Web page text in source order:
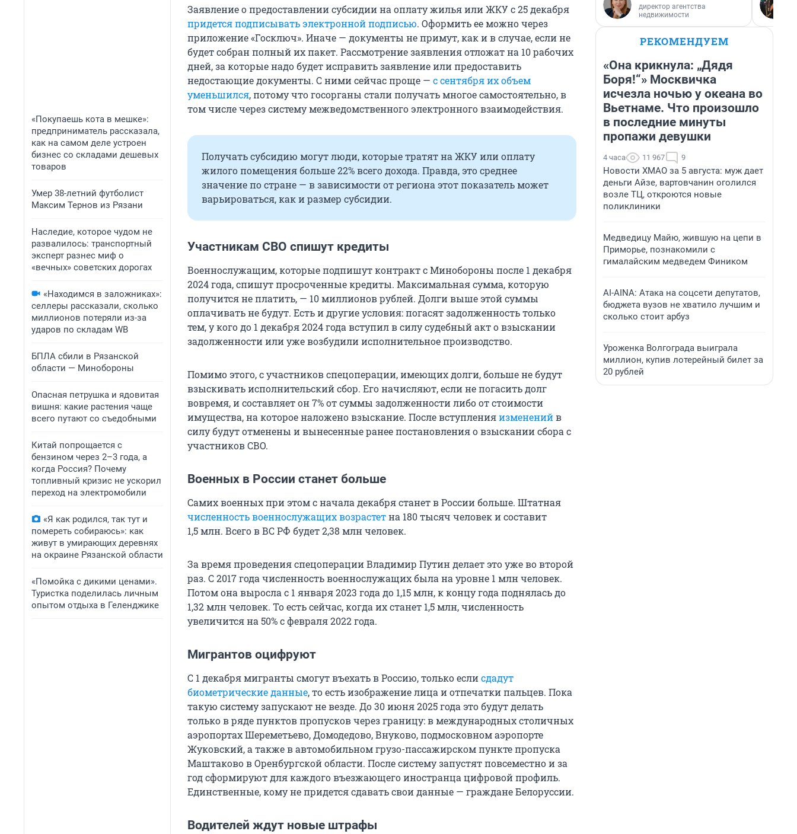
«Покупаешь кота в мешке»:
предприниматель рассказала,
как на самом деле устроен
бизнес со складами дешевых
товаров
Умер 38-летний футболист
Максим Тернов из Рязани
Наследие, которое чудом не
развалилось: транспортный
эксперт разнес миф о
«вечных» советских дорогах
«Находимся в заложниках»:
селлеры рассказали, сколько
миллионов потеряли из-за
ударов по складам WB
БПЛА сбили в Рязанской
области — Минобороны
Опасная петрушка и ядовитая
вишня: какие растения чаще
всего путают со съедобными
Китай попрощается с
бензином через 2–3 года, а
когда Россия? Почему
топливный кризис не ускорил
переход на электромобили
«Я как родился, так тут и
помереть собираюсь»: как
живут в умирающих деревнях
на окраине Рязанской области
«Помойка с дикими ценами».
Туристка поделилась личным
опытом отдыха в Геленджике
Заявление о предоставлении субсидии на оплату жилья или ЖКУ с 25 декабря
придется подписывать электронной подписью. Оформить ее можно через
приложение «Госключ». Иначе — документы не примут, как и в случае, если не
будет собран полный их пакет. Рассмотрение заявления отложат на 10 рабочих
дней, за которые надо будет исправить заявление или предоставить
недостающие документы. С ними сейчас проще — с сентября их объем
уменьшился, потому что госорганы стали получать многое самостоятельно, в
том числе через систему межведомственного электронного взаимодействия.
Получать субсидию могут люди, которые тратят на ЖКУ или оплату
жилого помещения больше 22% всего дохода. Правда, это среднее
значение по стране — в зависимости от региона этот показатель может
варьироваться, как и размер субсидии.
Участникам СВО спишут кредиты
Военнослужащим, которые подпишут контракт с Минобороны после 1 декабря
2024 года, спишут просроченные кредиты. Максимальная сумма, которую
получится не платить, — 10 миллионов рублей. Долги выше этой суммы
оплачивать не будут. Есть и другие условия: погасят задолженность только
тем, у кого до 1 декабря 2024 года вступил в силу судебный акт о взыскании
задолженности или уже возбудили исполнительное производство.
Помимо этого, с участников спецоперации, имеющих долги, больше не будут
взыскивать исполнительский сбор. Его начисляют, если не погасить долг
вовремя, и составляет он 7% от суммы задолженности либо от стоимости
имущества, на которое наложено взыскание. После вступленияизмененийв
силу будут отменены и вынесенные ранее постановления о взыскании сбора с
участников СВО.
Военных в России станет больше
Самих военных при этом с начала декабря станет в России больше. Штатная
численность военнослужащих возрастетна 180 тысяч человек и составит
1,5 млн. Всего в ВС РФ будет 2,38 млн человек.
За время проведения спецоперации Владимир Путин делает это уже во второй
раз. С 2017 года численность военнослужащих была на уровне 1 млн человек.
Потом она выросла с 1 января 2023 года до 1,15 млн, к концу года поднялась до
1,32 млн человек. То есть сейчас, когда их станет 1,5 млн, численность
увеличится на 50% с февраля 2022 года.
Мигрантов оцифруют
С 1 декабря мигранты смогут въехать в Россию, только еслисдадут
биометрические данные, то есть изображение лица и отпечатки пальцев. Пока
такую систему запускают не везде. До 30 июня 2025 года это будут делать
только в ряде пунктов пропусков через границу: в международных столичных
аэропортах Шереметьево, Домодедово, Внуково, подмосковном аэропорте
Жуковский, а также в автомобильном грузо-пассажирском пункте пропуска
Маштаково в Оренбургской области. После систему запустят повсеместно и за
год сформируют для каждого въезжающего иностранца цифровой профиль.
Единственные, кому не придется сдавать свои данные — граждане Белоруссии.
Водителей ждут новые штрафы
директор агентства
недвижимости
РЕКОМЕНДУЕМ
«Она крикнула: „Дядя
Боря!“» Москвичка
исчезла ночью у океана во
Вьетнаме. Что произошло
в последние минуты
пропажи девушки
4 часа 11 967 9
Новости ХМАО за 5 августа: муж дает
деньги Айзе, вартовчанин оголился
возле ТЦ, откроются новые
поликлиники
Медведицу Майю, жившую на цепи в
Приморье, познакомили с
гималайским медведем Фиником
AI-AINA: Атака на соцсети депутатов,
бюджета вузов не хватило лучшим и
сколько стоит арбуз
Уроженка Волгограда выиграла
миллион, купив лотерейный билет за
20 рублей